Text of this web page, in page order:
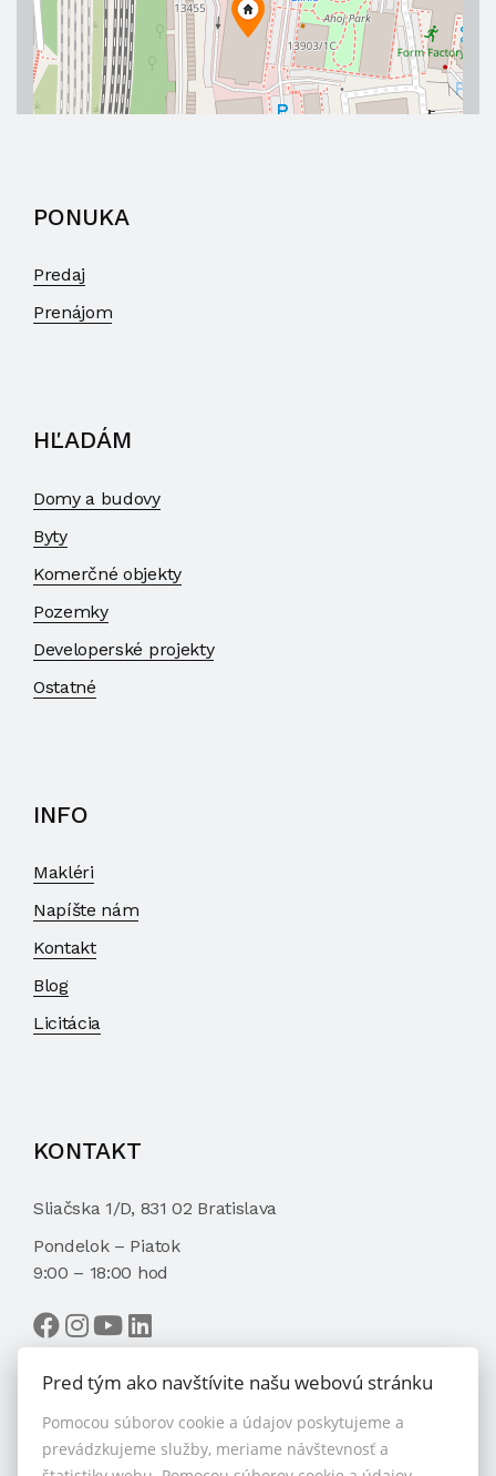
PONUKA
Predaj
Prenájom
HĽADÁM
Domy a budovy
Byty
Komerčné objekty
Pozemky
Developerské projekty
Ostatné
INFO
Makléri
Napíšte nám
Kontakt
Blog
Licitácia
KONTAKT
Sliačska 1/D, 831 02 Bratislava
Pondelok – Piatok
9:00 – 18:00 hod
VYBRAŤ MAKLÉRA
Pred tým ako navštívite našu webovú stránku
Pomocou súborov cookie a údajov poskytujeme a
prevádzkujeme služby, meriame návštevnosť a